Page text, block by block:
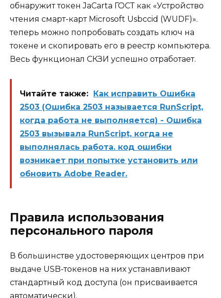
обнаружит токен JaCarta ГОСТ как «Устройство
чтения смарт-карт Microsoft Usbccid (WUDF)».
теперь можно попробовать создать ключ на
токене и скопировать его в реестр компьютера.
Весь функционал СКЗИ успешно отработает.
Читайте также:
Как исправить Ошибка
2503 (Ошибка 2503 называется RunScript,
когда работа не выполняется) - Ошибка
2503 вызывала RunScript, когда не
выполнялась работа. код ошибки
возникает при попытке установить или
обновить Adobe Reader.
Правила использования
персонального пароля
В большинстве удостоверяющих центров при
выдаче USB-токенов на них устанавливают
стандартный код доступа (он присваивается
автоматически).